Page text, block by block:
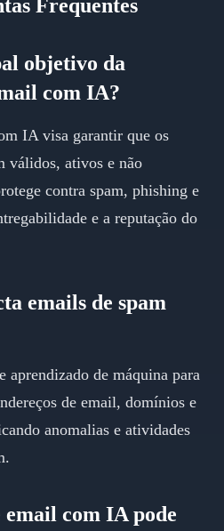
Frequentes
objetivo da
com IA?
IA visa garantir que os
válidos, ativos e não
contra spam, phishing e
e a reputação do
emails de spam
de máquina para
de email, domínios e
anomalias e atividades
com IA pode